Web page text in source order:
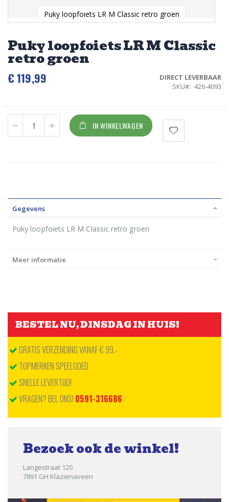
Puky loopfoiets LR M Classic
retro groen
€ 119,99
DIRECT LEVERBAAR
SKU
426-4093
IN WINKELWAGEN
Puky loopfoiets LR M Classic retro groen
het
begin
van
de
afbeeldingen-
Gegevens
Puky loopfoiets LR M Classic retro groen
Meer informatie
BESTEL NU, DINSDAG IN HUIS!
GRATIS VERZENDING VANAF € 99,-
TOPMERKEN SPEELGOED
SNELLE LEVERTIJD!
VRAGEN? BEL ONS! 0591-316686
Bezoek ook de winkel!
Langestraat 120
7891 GH Klazienaveen